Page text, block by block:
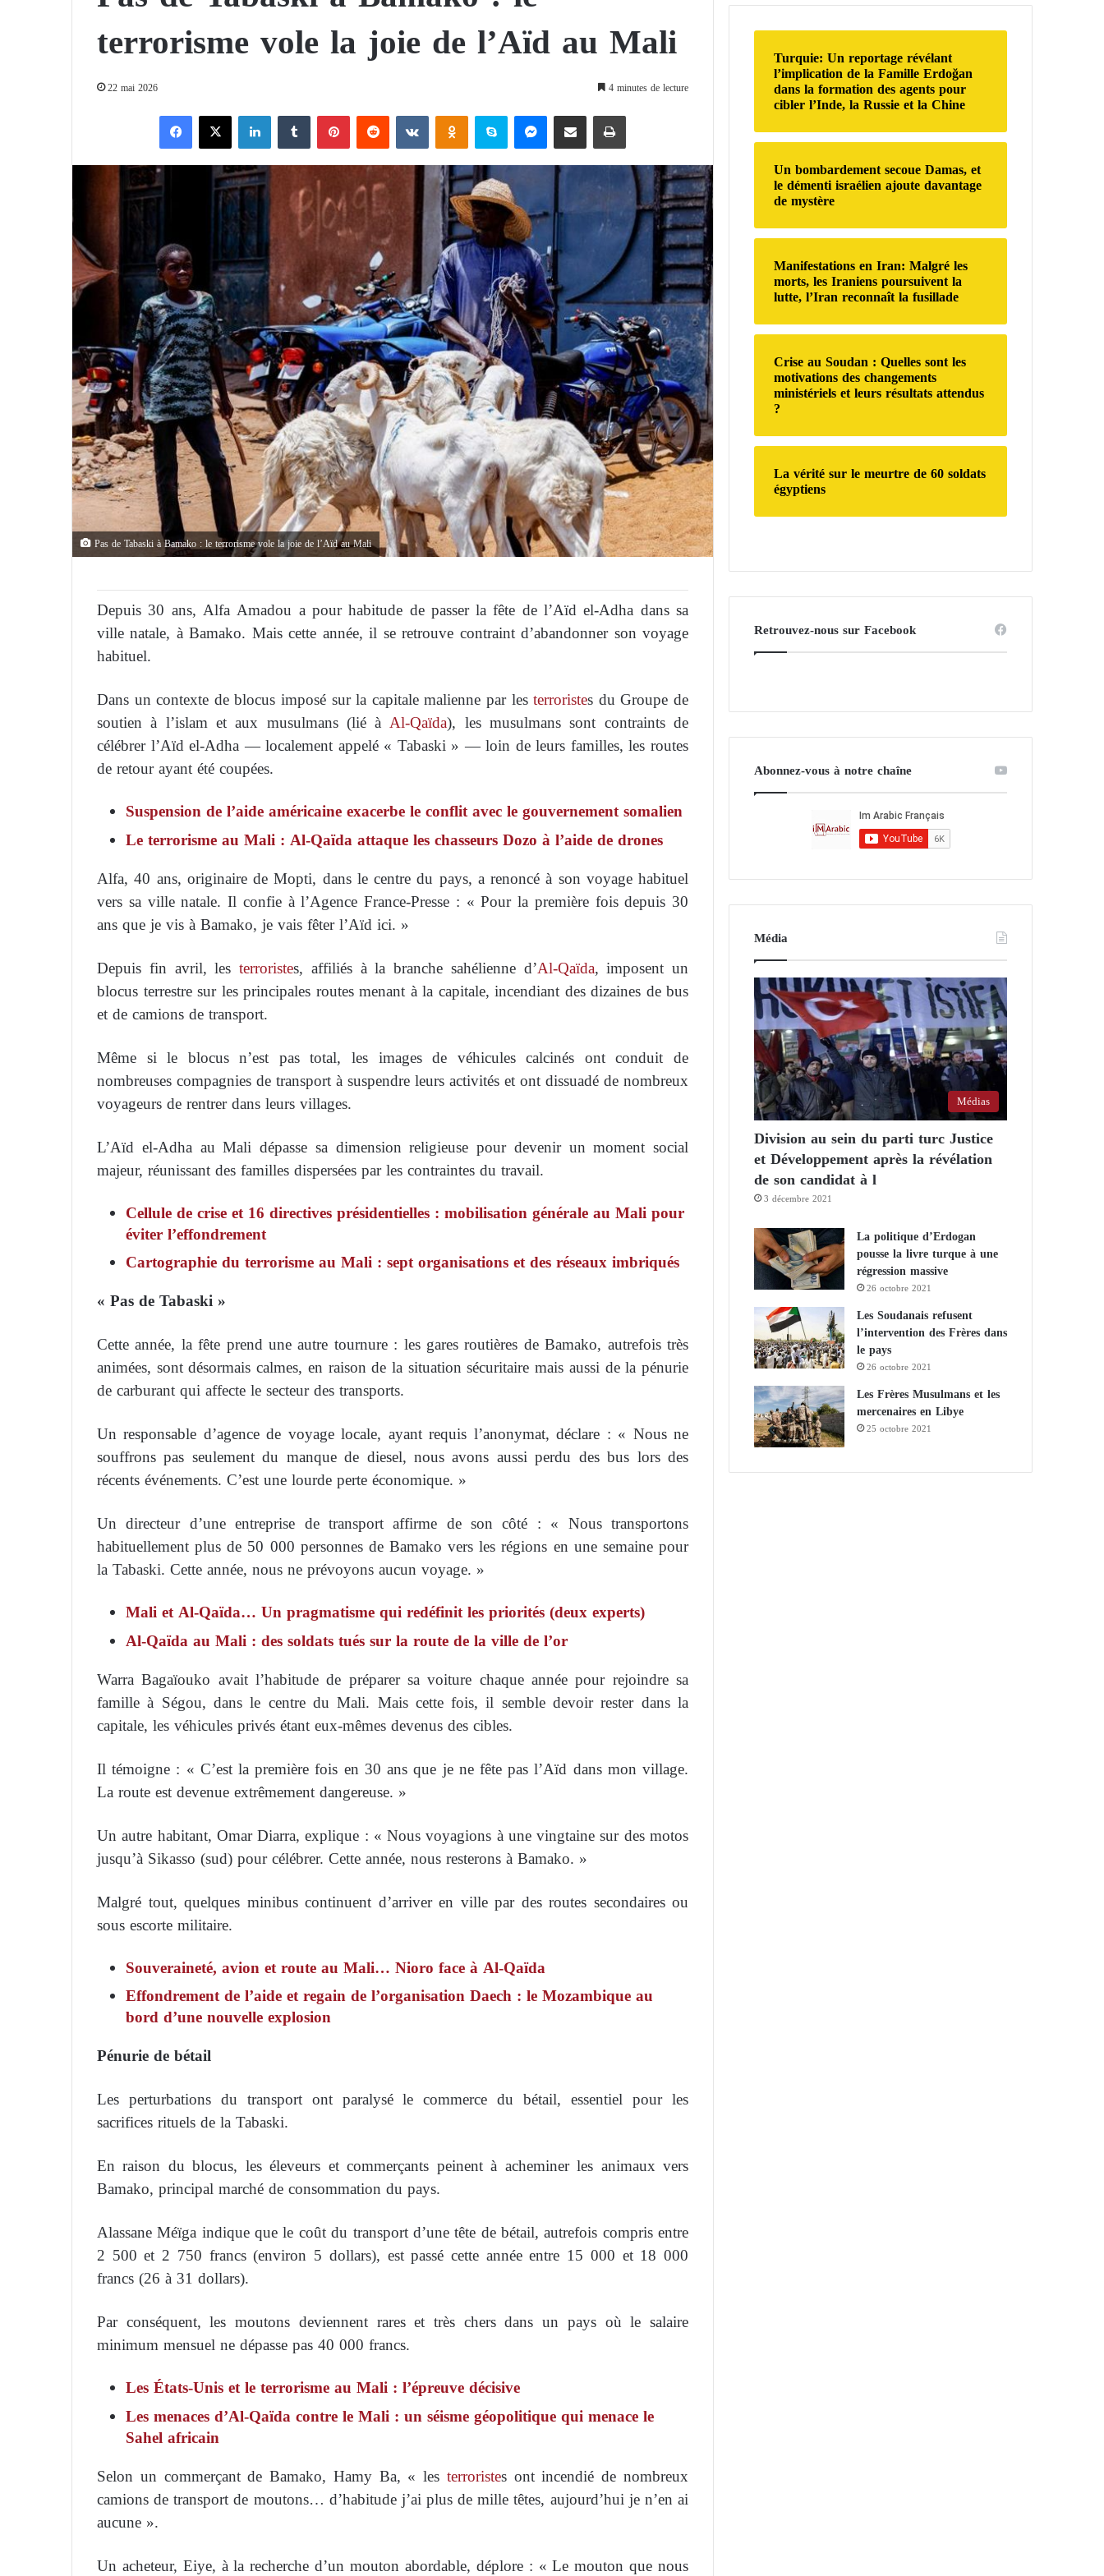
terrorisme vole la joie de l’Aïd au Mali
22 mai 2026 4 minutes de lecture
X
Pas de Tabaski à Bamako : le terrorisme vole la joie de l’Aïd au Mali
Depuis 30 ans, Alfa Amadou a pour habitude de passer la fête de l’Aïd el-Adha dans sa
ville natale, à Bamako. Mais cette année, il se retrouve contraint d’abandonner son voyage
habituel.
Dans un contexte de blocus imposé sur la capitale malienne par lesterroristes du Groupe de
soutien à l’islam et aux musulmans (lié àAl-Qaïda), les musulmans sont contraints de
célébrer l’Aïd el-Adha — localement appelé « Tabaski » — loin de leurs familles, les routes
de retour ayant été coupées.
Suspension de l’aide américaine exacerbe le conflit avec le gouvernement somalien
Le terrorisme au Mali : Al-Qaïda attaque les chasseurs Dozo à l’aide de drones
Alfa, 40 ans, originaire de Mopti, dans le centre du pays, a renoncé à son voyage habituel
vers sa ville natale. Il confie à l’Agence France-Presse : « Pour la première fois depuis 30
ans que je vis à Bamako, je vais fêter l’Aïd ici. »
Depuis fin avril, les terroristes, affiliés à la branche sahélienne d’Al-Qaïda, imposent un
blocus terrestre sur les principales routes menant à la capitale, incendiant des dizaines de bus
et de camions de transport.
Même si le blocus n’est pas total, les images de véhicules calcinés ont conduit de
nombreuses compagnies de transport à suspendre leurs activités et ont dissuadé de nombreux
voyageurs de rentrer dans leurs villages.
L’Aïd el-Adha au Mali dépasse sa dimension religieuse pour devenir un moment social
majeur, réunissant des familles dispersées par les contraintes du travail.
Cellule de crise et 16 directives présidentielles : mobilisation générale au Mali pour
éviter l’effondrement
Cartographie du terrorisme au Mali : sept organisations et des réseaux imbriqués
« Pas de Tabaski »
Cette année, la fête prend une autre tournure : les gares routières de Bamako, autrefois très
animées, sont désormais calmes, en raison de la situation sécuritaire mais aussi de la pénurie
de carburant qui affecte le secteur des transports.
Un responsable d’agence de voyage locale, ayant requis l’anonymat, déclare : « Nous ne
souffrons pas seulement du manque de diesel, nous avons aussi perdu des bus lors des
récents événements. C’est une lourde perte économique. »
Un directeur d’une entreprise de transport affirme de son côté : « Nous transportons
habituellement plus de 50 000 personnes de Bamako vers les régions en une semaine pour
la Tabaski. Cette année, nous ne prévoyons aucun voyage. »
Mali et Al-Qaïda… Un pragmatisme qui redéfinit les priorités (deux experts)
Al-Qaïda au Mali : des soldats tués sur la route de la ville de l’or
Warra Bagaïouko avait l’habitude de préparer sa voiture chaque année pour rejoindre sa
famille à Ségou, dans le centre du Mali. Mais cette fois, il semble devoir rester dans la
capitale, les véhicules privés étant eux-mêmes devenus des cibles.
Il témoigne : « C’est la première fois en 30 ans que je ne fête pas l’Aïd dans mon village.
La route est devenue extrêmement dangereuse. »
Un autre habitant, Omar Diarra, explique : « Nous voyagions à une vingtaine sur des motos
jusqu’à Sikasso (sud) pour célébrer. Cette année, nous resterons à Bamako. »
Malgré tout, quelques minibus continuent d’arriver en ville par des routes secondaires ou
sous escorte militaire.
Souveraineté, avion et route au Mali… Nioro face à Al-Qaïda
Effondrement de l’aide et regain de l’organisation Daech : le Mozambique au
bord d’une nouvelle explosion
Pénurie de bétail
Les perturbations du transport ont paralysé le commerce du bétail, essentiel pour les
sacrifices rituels de la Tabaski.
En raison du blocus, les éleveurs et commerçants peinent à acheminer les animaux vers
Bamako, principal marché de consommation du pays.
Alassane Méïga indique que le coût du transport d’une tête de bétail, autrefois compris entre
2 500 et 2 750 francs (environ 5 dollars), est passé cette année entre 15 000 et 18 000
francs (26 à 31 dollars).
Par conséquent, les moutons deviennent rares et très chers dans un pays où le salaire
minimum mensuel ne dépasse pas 40 000 francs.
Les États-Unis et le terrorisme au Mali : l’épreuve décisive
Les menaces d’Al-Qaïda contre le Mali : un séisme géopolitique qui menace le
Sahel africain
Selon un commerçant de Bamako, Hamy Ba, « les terroristes ont incendié de nombreux
camions de transport de moutons… d’habitude j’ai plus de mille têtes, aujourd’hui je n’en ai
aucune ».
Un acheteur, Eiye, à la recherche d’un mouton abordable, déplore : « Le mouton que nous
c
h
e
r
Turquie: Un reportage révélant
l’implication de la Famille Erdoğan
dans la formation des agents pour
cibler l’Inde, la Russie et la Chine
Un bombardement secoue Damas, et
le démenti israélien ajoute davantage
de mystère
Manifestations en Iran: Malgré les
morts, les Iraniens poursuivent la
lutte, l’Iran reconnaît la fusillade
Crise au Soudan : Quelles sont les
motivations des changements
ministériels et leurs résultats attendus
?
La vérité sur le meurtre de 60 soldats
égyptiens
Retrouvez-nous sur Facebook
Abonnez-vous à notre chaîne
Média
Médias
Division au sein du parti turc Justice
et Développement après la révélation
de son candidat à l
3 décembre 2021
La politique d’Erdogan
pousse la livre turque à une
régression massive
26 octobre 2021
Les Soudanais refusent
l’intervention des Frères dans
le pays
26 octobre 2021
Les Frères Musulmans et les
mercenaires en Libye
25 octobre 2021